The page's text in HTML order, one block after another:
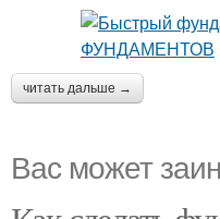
читать дальше →
Вас может